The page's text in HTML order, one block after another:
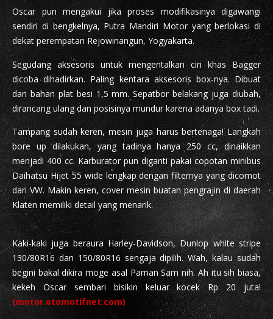
Oscar pun mengakui jika proses modifikasinya digawangi
sendiri di bengkelnya, Putra Mandiri Motor yang berlokasi di
dekat perempatan Rejowinangun, Yogyakarta.
Segudang aksesoris untuk mengentalkan ciri khas Bagger
dicoba dihadirkan. Paling kentara aksesoris box-nya. Dibuat
dari bahan plat besi 1,5 mm. Sepatbor belakang juga diubah,
dirancang ulang dan posisinya mundur karena adanya box tadi.
Tampang sudah keren, mesin juga harus bertenaga! Langkah
bore up dilakukan, yang tadinya hanya 250 cc, dinaikkan
menjadi 400 cc. Karburator pun diganti pakai copotan minibus
Daihatsu Hijet 55 wide lengkap dengan filternya yang dicomot
dari VW. Makin keren, cover mesin buatan pengrajin di daerah
Klaten memiliki detail yang menarik.
Kaki-kaki juga beraura Harley-Davidson, Dunlop white stripe
130/80R16 dan 150/80R16 sengaja dipilih. Wah, kalau sudah
begini bakal dikira moge asal Paman Sam nih. Ah itu sih biasa,
kekeh Oscar sembari bisikin keluar kocek Rp 20 juta!
(motor.otomotifnet.com)